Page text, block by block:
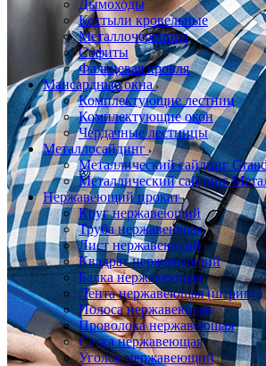
Дымоходы
Костыли кровельные
Металлочерепица
Софиты
Фальцевая кровля
Мансардные окна
Комплектующие лестниц
Комплектующие окон
Чердачные лестницы
Металлосайдинг
Металлический сайдинг
Металлический сайдинг
Нержавеющий прокат
Круг нержавеющий
Труба нержавеющая
Лист нержавеющий
Квадрат нержавеющий
Балка нержавеющая
Лента нержавеющая (штрипс)
Полоса нержавеющая
Проволока нержавеющая
Сетка нержавеющая
Уголок нержавеющий